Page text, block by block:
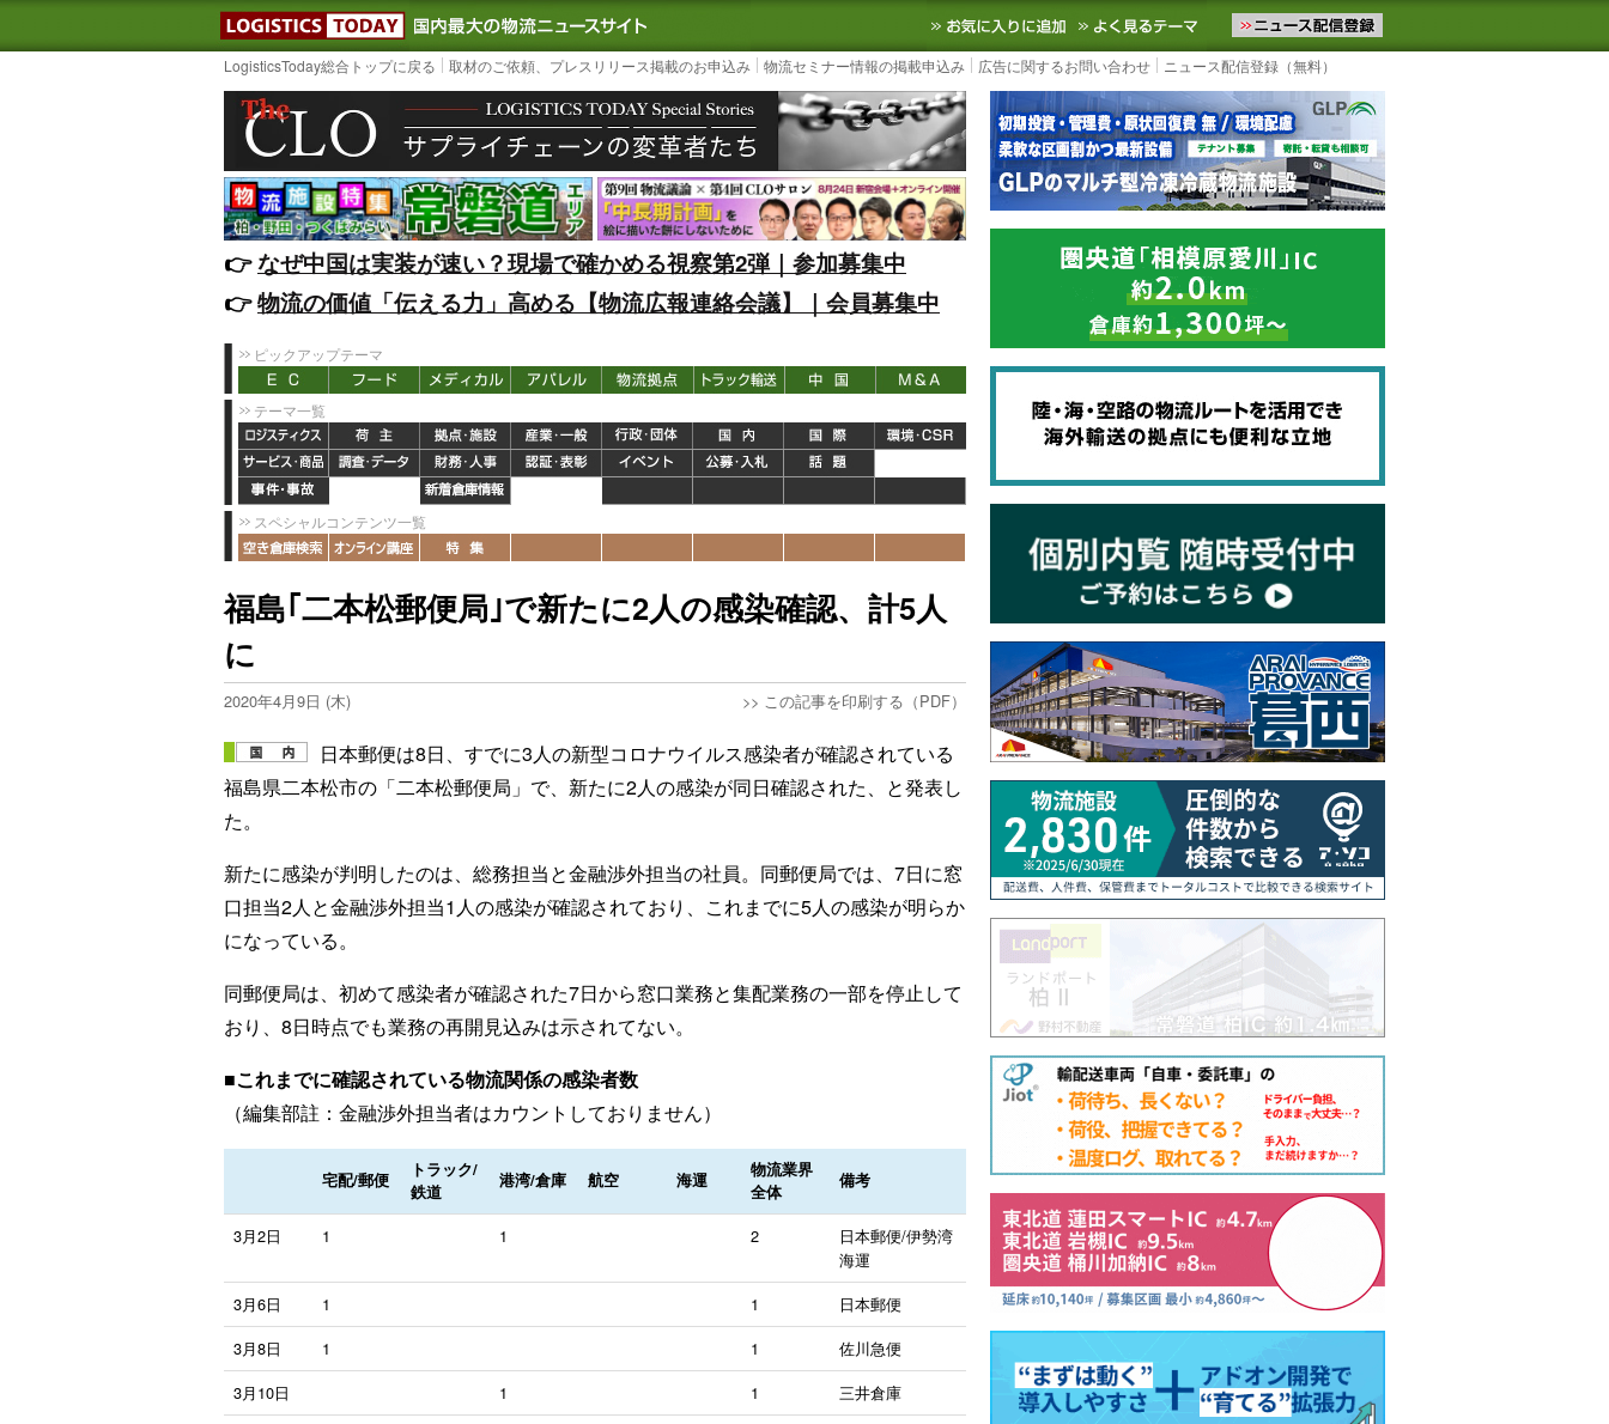
LOGISTICS TODAY｜国内最大の物流ニュースサイト3PL, SCMなど国内外の最新の物流ニュースをお届けします。物流ニュースメール配信を登録す
お気に入りに追加 よく見るテーマ
LogisticsToday総合トップに戻る 取材のご依頼、プレスリリース掲載のお申込み 物流セミナー情報の掲載申込み 広告に関するお問い合わせ ニュース配信登録（無料）
👉️なぜ中国は実装が速い？現場で確かめる視察第2弾｜参加募集中
👉️物流の価値「伝える力」高める【物流広報連絡会議】｜会員募集中
ピックアップテーマ
テーマ一覧
スペシャルコンテンツ一覧
福島｢二本松郵便局｣で新たに2人の感染確認、計5人
に
2020年4月9日 (木) >> この記事を印刷する（PDF）
日本郵便は8日、すでに3人の新型コロナウイルス感染者が確認されている
福島県二本松市の「二本松郵便局」で、新たに2人の感染が同日確認された、と発表し
た。
新たに感染が判明したのは、総務担当と金融渉外担当の社員。同郵便局では、7日に窓
口担当2人と金融渉外担当1人の感染が確認されており、これまでに5人の感染が明らか
になっている。
同郵便局は、初めて感染者が確認された7日から窓口業務と集配業務の一部を停止して
おり、8日時点でも業務の再開見込みは示されてない。
■これまでに確認されている物流関係の感染者数
（編集部註：金融渉外担当者はカウントしておりません）
宅配/郵便
トラック/
鉄道
港湾/倉庫 航空 海運
物流業界
全体
備考
3月2日 1 1 2
日本郵便/伊勢湾
海運
3月6日
1 1
日本郵便
3月8日
1 1
佐川急便
3月10日
1 1
三井倉庫